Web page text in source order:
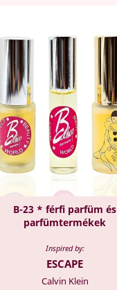
B-23 * férfi parfüm és
parfümtermékek
Inspired by:
ESCAPE
Calvin Klein